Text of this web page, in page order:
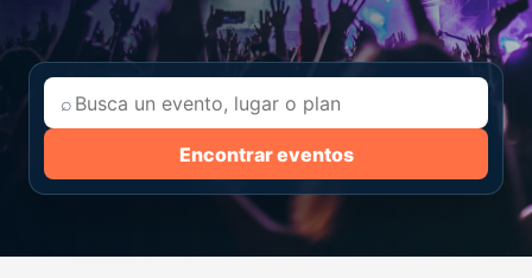
⌕
Encontrar eventos